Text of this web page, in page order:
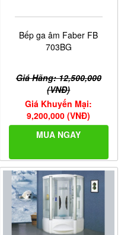
Bếp ga âm Faber FB
703BG
Giá Hãng: 12,500,000
(VNĐ)
Giá Khuyến Mại:
9,200,000 (VNĐ)
MUA NGAY